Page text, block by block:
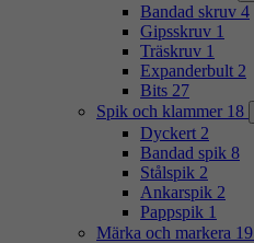
Bandad skruv 4
Gipsskruv 1
Träskruv 1
Expanderbult 2
Bits 27
Spik och klammer 18
Dyckert 2
Bandad spik 8
Stålspik 2
Ankarspik 2
Pappspik 1
Märka och markera 19